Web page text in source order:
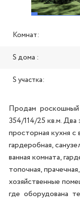
Комнат:
S дома :
S участка:
Продам  роскошный
354/114/25 кв.м.
просторная кухня с
гардеробная,
ванная комната,
топочная,
хозяйственные
где  оборудована